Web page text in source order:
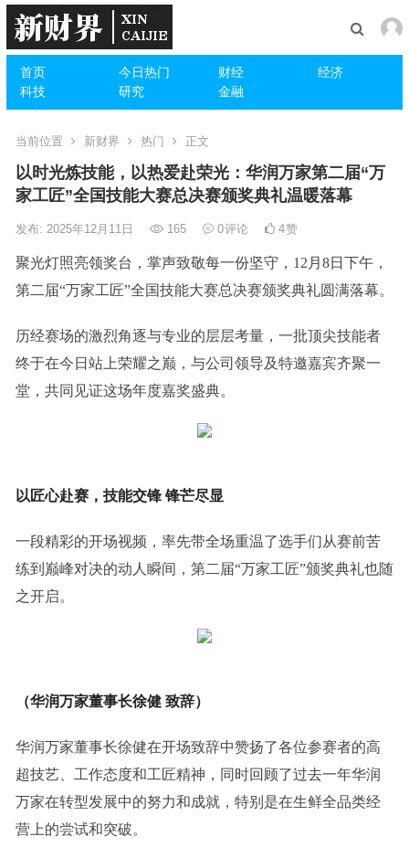
首页 今日热门 财经
经济
科技
研究 金融
当前位置 新财界 热门 正文
以时光炼技能，以热爱赴荣光：华润万家第二届“万
家工匠”全国技能大赛总决赛颁奖典礼温暖落幕
发布: 2025年12月11日 165 0评论 4赞
聚光灯照亮领奖台，掌声致敬每一份坚守，12月8日下午，
第二届“万家工匠”全国技能大赛总决赛颁奖典礼圆满落幕。
历经赛场的激烈角逐与专业的层层考量，一批顶尖技能者
终于在今日站上荣耀之巅，与公司领导及特邀嘉宾齐聚一
堂，共同见证这场年度嘉奖盛典。
以匠心赴赛，技能交锋 锋芒尽显
一段精彩的开场视频，率先带全场重温了选手们从赛前苦
练到巅峰对决的动人瞬间，第二届“万家工匠”颁奖典礼也随
之开启。
（华润万家董事长徐健 致辞）
华润万家董事长徐健在开场致辞中赞扬了各位参赛者的高
超技艺、工作态度和工匠精神，同时回顾了过去一年华润
万家在转型发展中的努力和成就，特别是在生鲜全品类经
营上的尝试和突破。